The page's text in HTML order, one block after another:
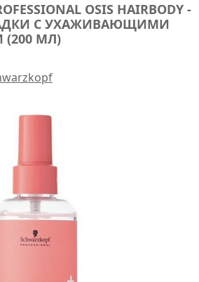
OSIS HAIRBODY -
С УХАЖИВАЮЩИМИ
МЛ)